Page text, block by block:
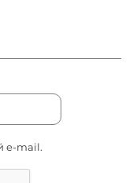
e-mail.